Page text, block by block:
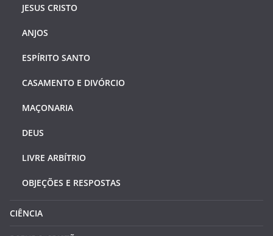
JESUS CRISTO
ANJOS
ESPÍRITO SANTO
CASAMENTO E DIVÓRCIO
MAÇONARIA
DEUS
LIVRE ARBÍTRIO
OBJEÇÕES E RESPOSTAS
CIÊNCIA